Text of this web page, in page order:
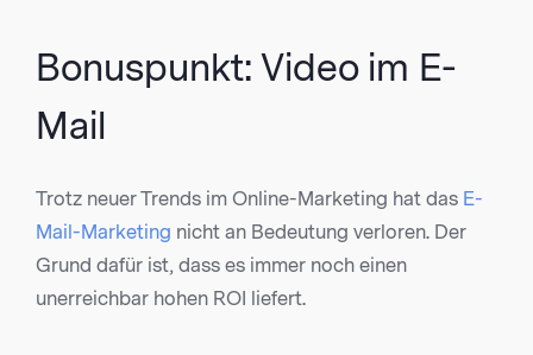
Bonuspunkt: Video im E-
Mail
Trotz neuer Trends im Online-Marketing hat das E-
Mail-Marketing nicht an Bedeutung verloren. Der
Grund dafür ist, dass es immer noch einen
unerreichbar hohen ROI liefert.